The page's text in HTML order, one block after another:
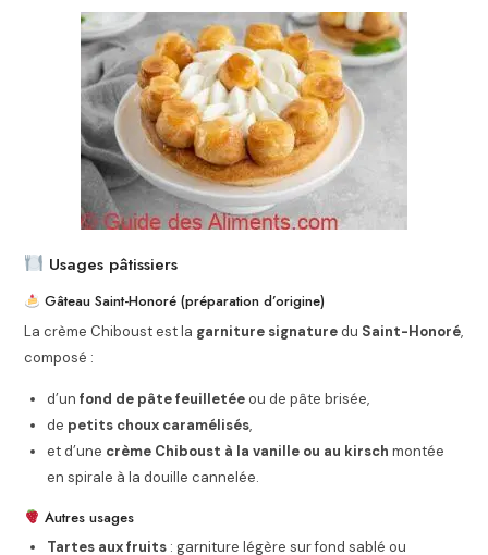
Usages pâtissiers
Gâteau Saint-Honoré (préparation d’origine)
La crème Chiboust est la garniture signaturedu Saint-Honoré,
composé :
d’unfond de pâte feuilletéeou de pâte brisée,
de petits choux caramélisés,
et d’une crème Chiboust à la vanille ou au kirsch montée
en spirale à la douille cannelée.
Autres usages
Tartes aux fruits : garniture légère sur fond sablé ou